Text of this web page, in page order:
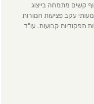
קשים מתמחה בייצוג
עקב פציעות חמורות
תפקודיות קבועות. עו"ד